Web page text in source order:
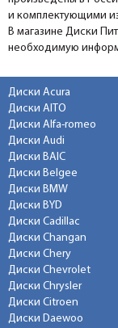
и комплектующими
В магазине Диски
необходимую
Диски Acura
Диски AITO
Диски Alfa-romeo
Диски Audi
Диски BAIC
Диски Belgee
Диски BMW
Диски BYD
Диски Cadillac
Диски Changan
Диски Chery
Диски Chevrolet
Диски Chrysler
Диски Citroen
Диски Daewoo